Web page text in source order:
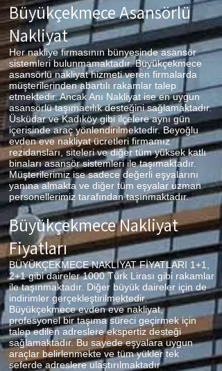
BüyükçekmeceAsansörlü
Nakliyat
Her nakliye firmasının bünyesinde asansör
sistemleri bulunmamaktadır. Büyükçekmece
asansörlü nakliyat hizmeti veren firmalarda
müşterilerinden abartılı rakamlar talep
etmektedir. Ancak Anı Nakliyat ise en uygun
asansörlü taşımacılık desteğini sağlamaktadır.
Üsküdar ve Kadıköy gibi ilçelere aynı gün
içerisinde araç yönlendirilmektedir. Beyoğlu
evden eve nakliyat ücretleri firmamız
rezidansları, siteleri ve diğer tüm yüksek katlı
binaları asansör sistemleri ile taşımaktadır.
Müşterilerimiz ise sadece değerli eşyalarını
yanına almakta ve diğer tüm eşyalar uzman
personellerimiz tarafından taşınmaktadır.
BüyükçekmeceNakliyat
Fiyatları
BÜYÜKÇEKMECE NAKLİYAT FİYATLARI 1+1,
2+1 gibi daireler 1000 Türk Lirası gibi rakamlar
ile taşınmaktadır. Diğer büyük daireler için de
indirimler gerçekleştirilmektedir.
Büyükçekmece evden eve nakliyat,
profesyonel bir taşıma süreci geçirmek için
talep edilen adreslere ekspertiz desteği
sağlamaktadır. Bu sayede eşyalara uygun
araçlar belirlenmekte ve tüm yükler tek
seferde adreslere ulaştırılmaktadır